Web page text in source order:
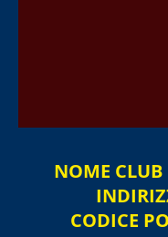
NOME
CODICE